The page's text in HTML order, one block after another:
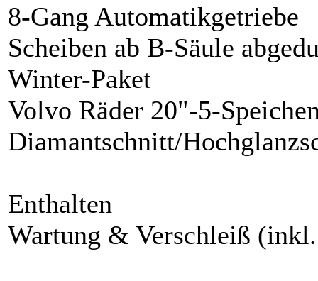
8-Gang Automatikgetriebe
Scheiben ab B-Säule
Winter-Paket
Volvo Räder 20"-5-
Diamantschnitt/
Enthalten
Wartung & Verschleiß